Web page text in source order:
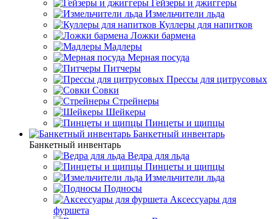
Гейзеры и джиггеры
Измельчители льда
Куллеры для напитков
Ложки бармена
Мадлеры
Мерная посуда
Питчеры
Прессы для цитрусовых
Совки
Стрейнеры
Шейкеры
Пинцеты и щипцы
Банкетный инвентарь
Банкетный инвентарь
Ведра для льда
Пинцеты и щипцы
Измельчители льда
Подносы
Аксессуары для
фуршета